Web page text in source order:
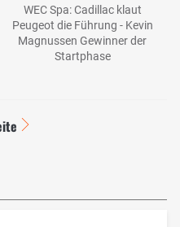
WEC Spa: Cadillac klaut
Peugeot die Führung - Kevin
Magnussen Gewinner der
Startphase